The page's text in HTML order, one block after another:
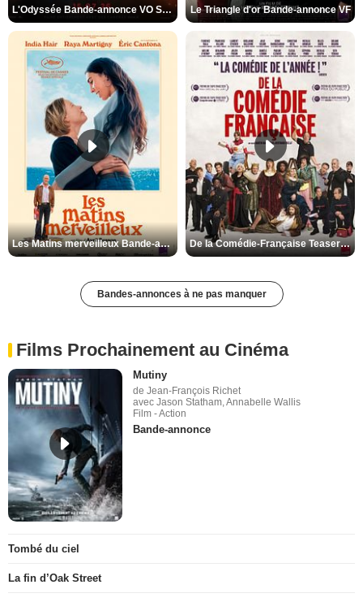
L'Odyssée Bande-annonce VO STFR Le Triangle d'or Bande-annonce VF
Les Matins merveilleux Bande-annonce VF De la Comédie-Française Teaser VF
Bandes-annonces à ne pas manquer
Films Prochainement au Cinéma
Mutiny
de Jean-François Richet
avec Jason Statham, Annabelle Wallis
Film - Action
Bande-annonce
Tombé du ciel
La fin d’Oak Street